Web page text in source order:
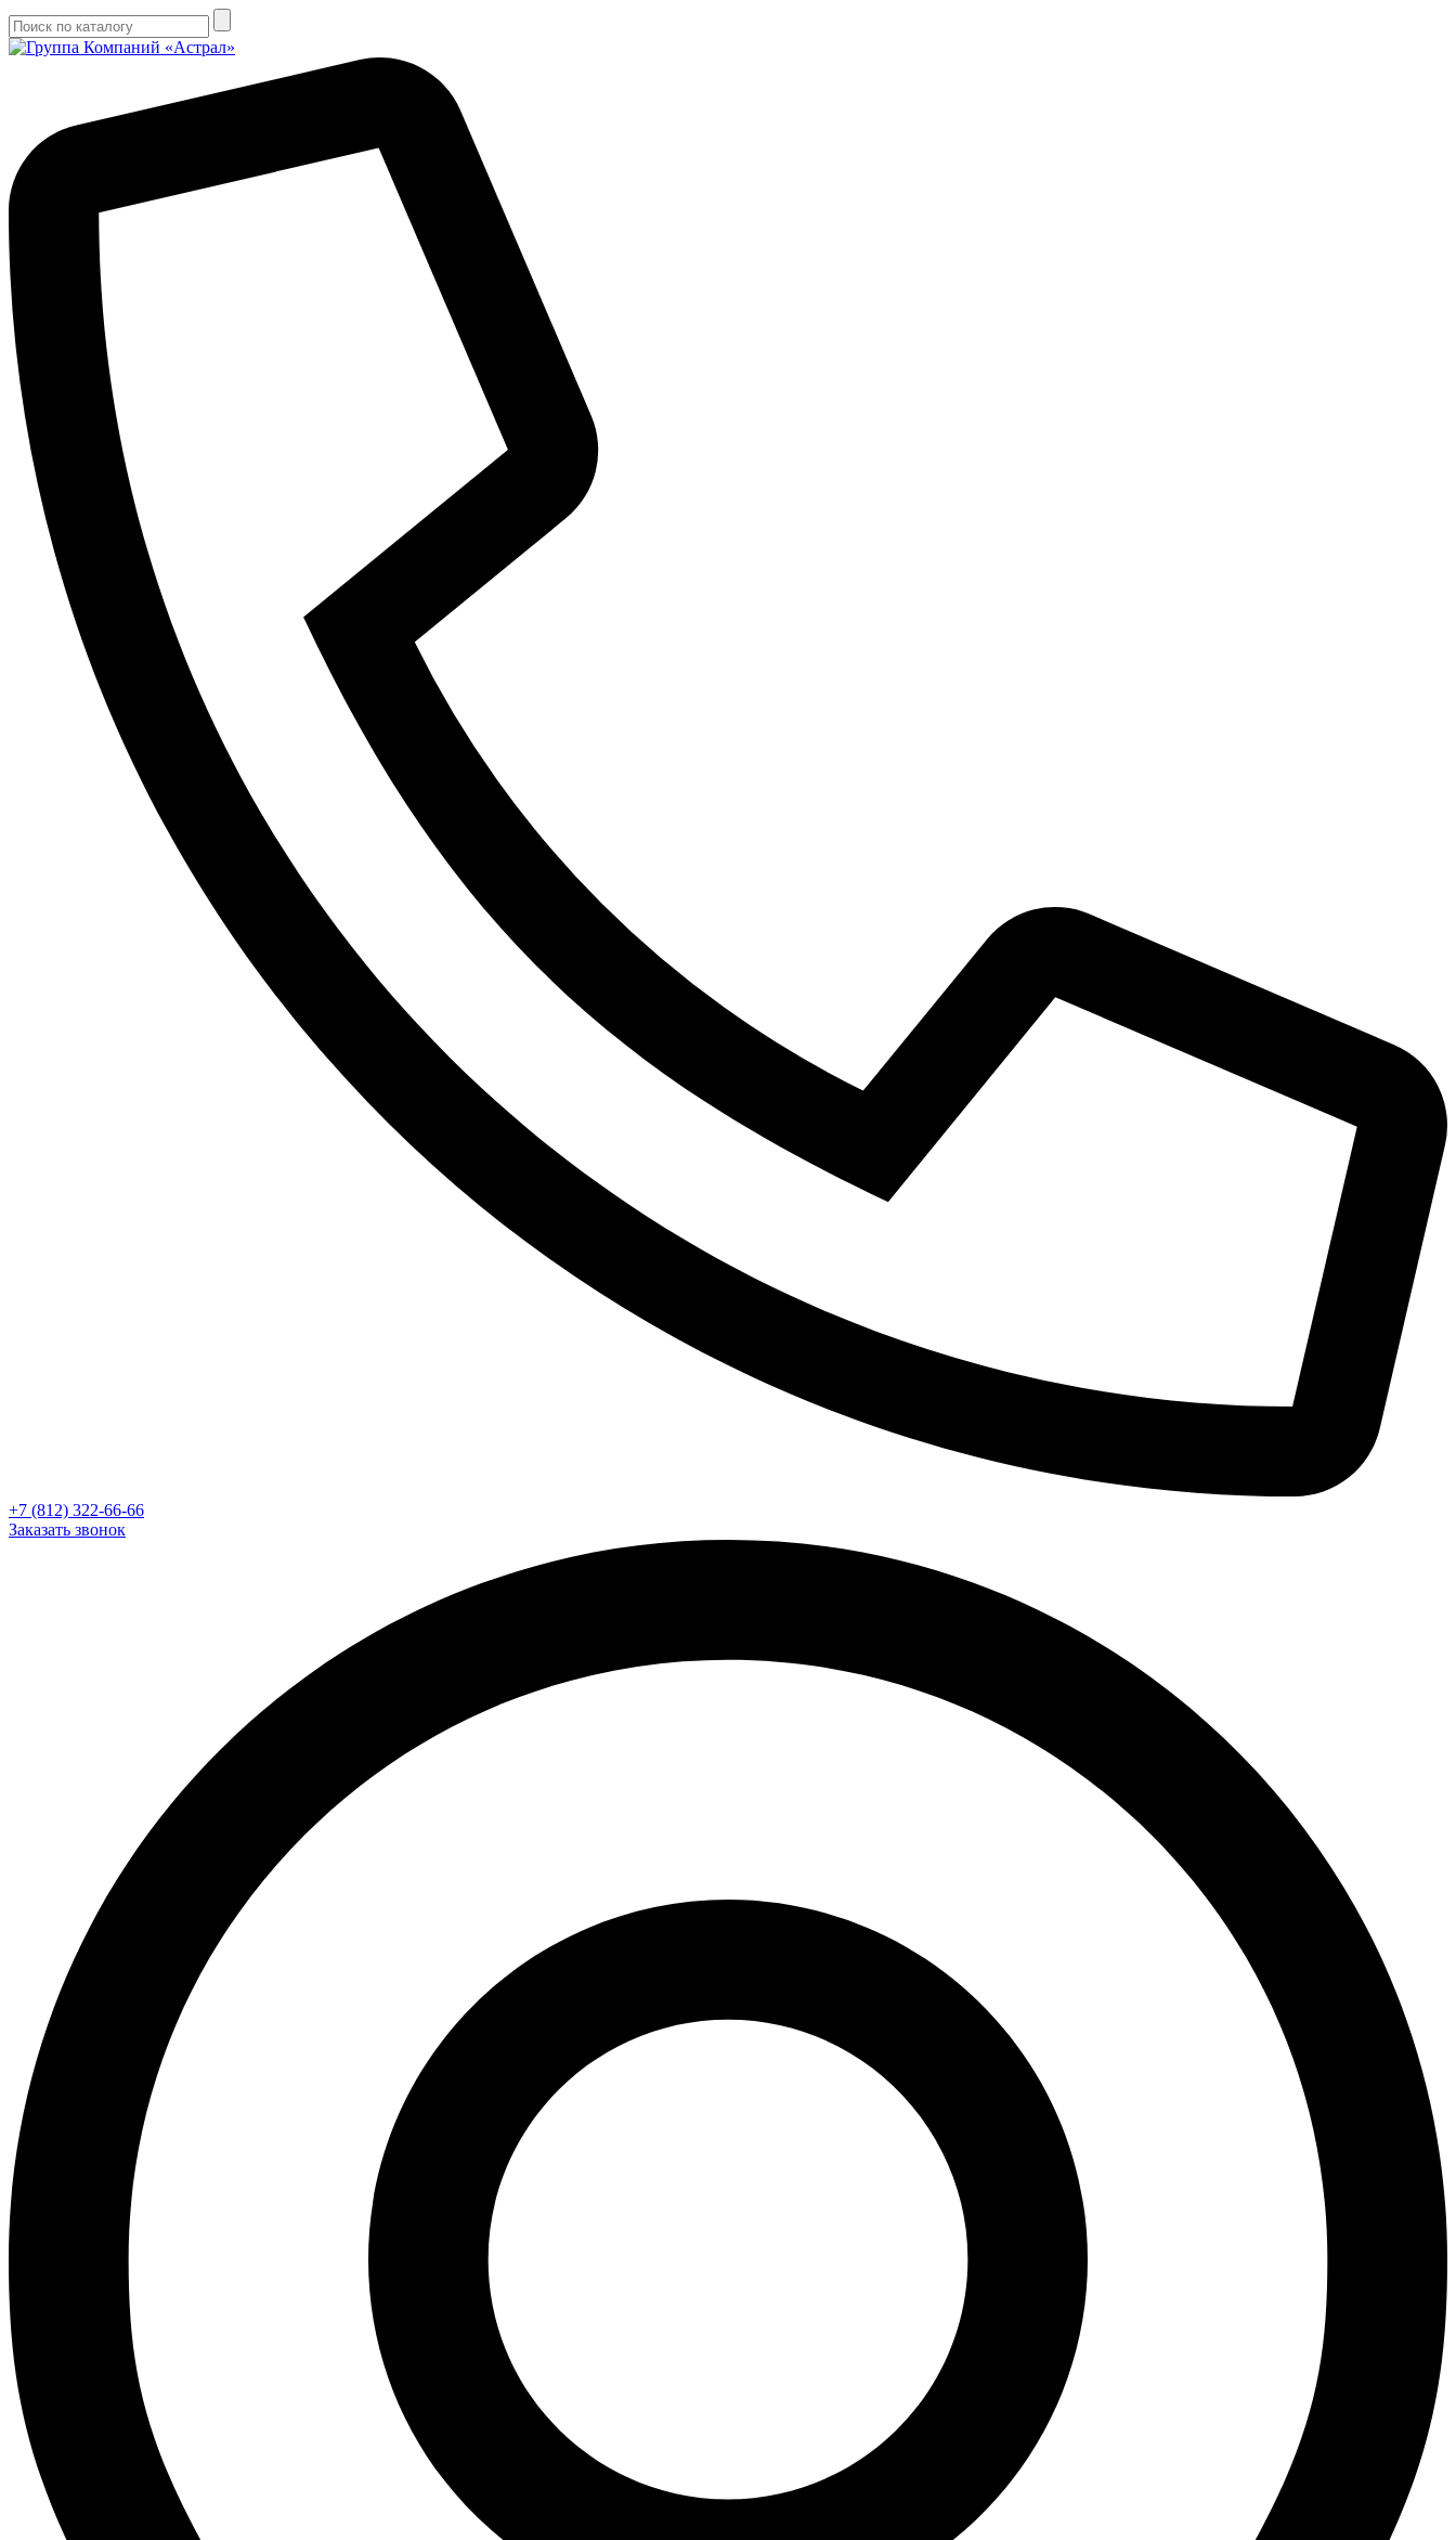
+7 (812) 322-66-66
Заказать звонок